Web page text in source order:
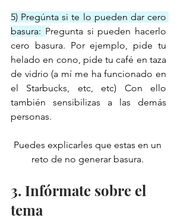
5) Pregúnta si te lo pueden dar cero
basura: Pregunta si pueden hacerlo
cero basura. Por ejemplo, pide tu
helado en cono, pide tu café en taza
de vidrio (a mí me ha funcionado en
el Starbucks, etc, etc) Con ello
también sensibilizas a las demás
personas.
Puedes explicarles que estas en un
reto de no generar basura.
3. Infórmate sobre el
tema